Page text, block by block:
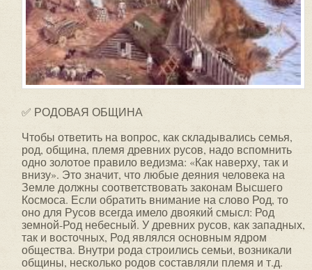
✅ РОДОВАЯ ОБЩИНА
Чтобы ответить на вопрос, как складывались семья,
род, община, племя древних русов, надо вспомнить
одно золотое правило ведизма: «Как наверху, так и
внизу». Это значит, что любые деяния человека на
Земле должны соответствовать законам Высшего
Космоса. Если обратить внимание на слово Род, то
оно для Русов всегда имело двоякий смысл: Род
земной-Род небесный. У древних русов, как западных,
так и восточных, Род являлся основным ядром
общества. Внутри рода строились семьи, возникали
общины, несколько родов составляли племя и т.д.